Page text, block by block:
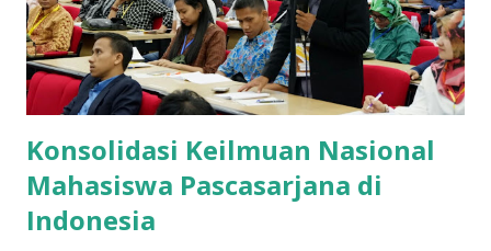
Konsolidasi Keilmuan Nasional
Mahasiswa Pascasarjana di
Indonesia